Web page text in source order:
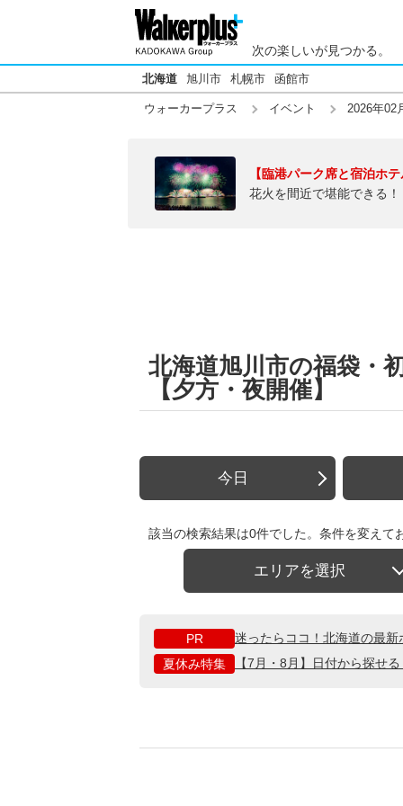
次の楽しいが見つかる。
北海道 旭川市 札幌市 函館市
ウォーカープラス イベント 2026年02
【臨港パーク席と宿泊ホ
花火を間近で堪能できる
北海道旭川市の福袋・
【夕方・夜開催】
今日
該当の検索結果は0件でした。条件を変えて
エリアを選択
PR
迷ったらココ！北海道の最
夏休み特集
【7月・8月】日付から探せ